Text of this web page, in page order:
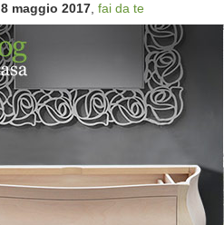
8 maggio 2017 fai da te